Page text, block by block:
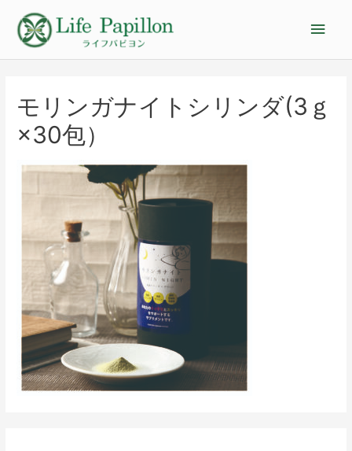
モリンガナイトシリンダ(3ｇ
×30包）